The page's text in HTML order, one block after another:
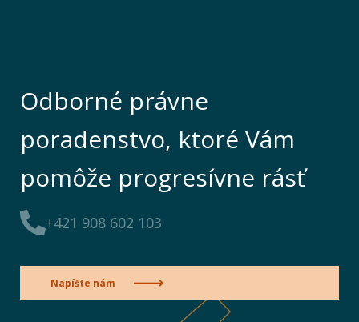
Odborné právne
poradenstvo, ktoré Vám
pomôže progresívne rásť
+421 908 602 103
Napíšte nám